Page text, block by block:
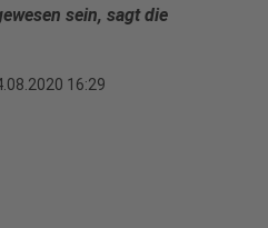
sein, sagt die
16:29